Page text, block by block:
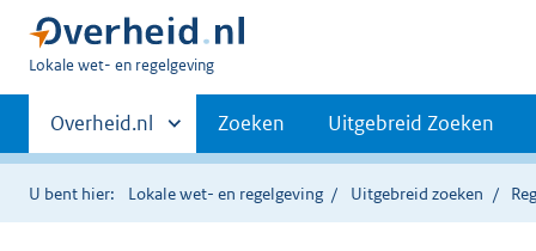
U
hier:
Lokale wet- en regelgeving
Primaire
navigatie
Andere
sites
binnen
Overheid.nl Zoeken Uitgebreid Zoeken
U bent hier: Lokale wet- en regelgeving Uitgebreid zoeken